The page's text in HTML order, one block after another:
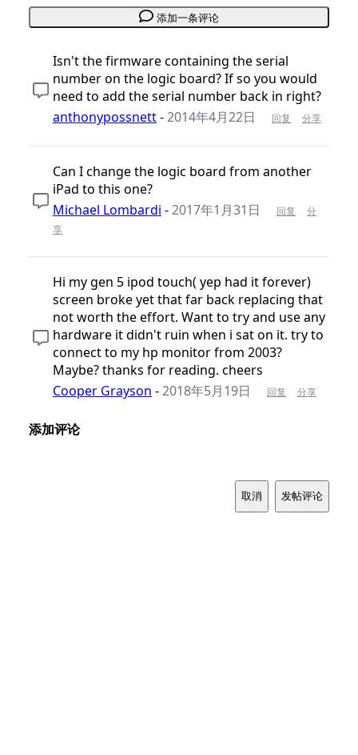
添加一条评论
Isn't the firmware containing the serial
number on the logic board? If so you would
need to add the serial number back in right?
anthonypossnett-2014年4月22日 回复 分享
Can I change the logic board from another
iPad to this one?
Michael Lombardi -2017年1月31日 回复
分
享
Hi my gen 5 ipod touch( yep had it forever)
screen broke yet that far back replacing that
not worth the effort. Want to try and use any
hardware it didn't ruin when i sat on it. try to
connect to my hp monitor from 2003?
Maybe? thanks for reading. cheers
Cooper Grayson -2018年5月19日 回复 分享
添加评论
取消 发帖评论